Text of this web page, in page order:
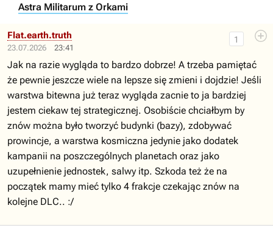
Astra Militarum z Orkami
23.07.2026 23:41
1
Flat.earth.truth
Jak na razie wygląda to bardzo dobrze! A trzeba pamiętać
że pewnie jeszcze wiele na lepsze się zmieni i dojdzie! Jeśli
warstwa bitewna już teraz wygląda zacnie to ja bardziej
jestem ciekaw tej strategicznej. Osobiście chciałbym by
znów można było tworzyć budynki (bazy), zdobywać
prowincje, a warstwa kosmiczna jedynie jako dodatek
kampanii na poszczególnych planetach oraz jako
uzupełnienie jednostek, salwy itp. Szkoda też że na
początek mamy mieć tylko 4 frakcje czekając znów na
kolejne DLC.. :/